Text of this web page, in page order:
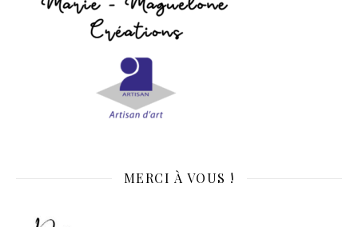
MERCI À VOUS !